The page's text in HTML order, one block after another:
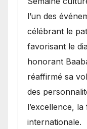
l’un des
célébrant le
favorisant le
honorant
réaffirmé sa
des
l’excellence,
internationale.